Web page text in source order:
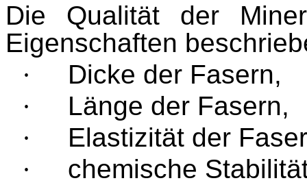
Die Qualität der
Eigenschaften
·
Dicke der Fasern,
·
Länge der Fasern,
·
Elastizität der
·
chemische